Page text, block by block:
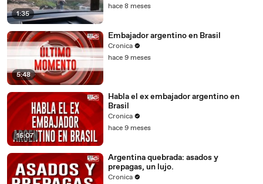
1:35
hace 8 meses
5:48
Embajador argentino en Brasil
Cronica
hace 9 meses
15:07
Habla el ex embajador argentino en
Brasil
Cronica
hace 9 meses
Argentina quebrada: asados y
prepagas, un lujo.
Cronica